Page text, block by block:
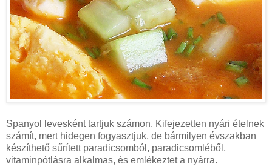
Spanyol levesként tartjuk számon. Kifejezetten nyári ételnek
számít, mert hidegen fogyasztjuk, de bármilyen évszakban
készíthető sűrített paradicsomból, paradicsomléből,
vitaminpótlásra alkalmas, és emlékeztet a nyárra.